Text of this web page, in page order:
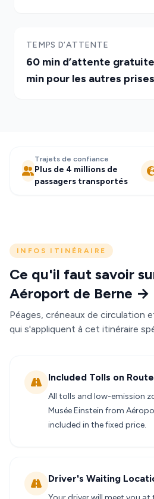
TEMPS D’ATTENTE
60 min d’attente
min pour les autres
Trajets de confiance
Plus de 4 millions de
passagers transportés
INFOS ITINÉRAIRE
Ce qu'il faut savoir
Aéroport de Berne →
Péages, créneaux de circulation
qui s'appliquent à cet itinéraire
Included Tolls on Route
All tolls and low-emission
Musée Einstein from
included in the fixed price.
Driver's Waiting